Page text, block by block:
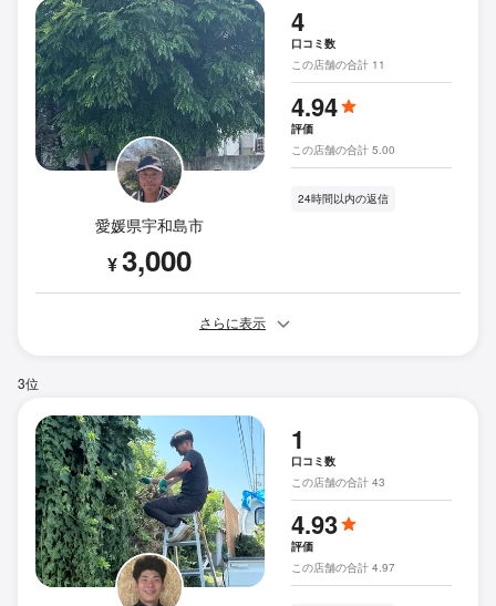
愛媛県宇和島市
¥3,000
4
口コミ数
この店舗の合計 11
4.94
評価
この店舗の合計 5.00
24時間以内の返信
さらに表示
3位
1
口コミ数
この店舗の合計 43
4.93
評価
この店舗の合計 4.97